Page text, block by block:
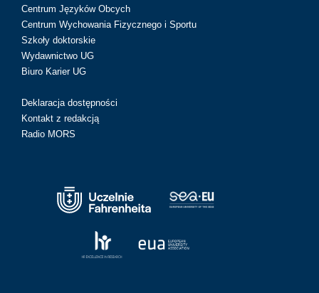
Centrum Języków Obcych
Centrum Wychowania Fizycznego i Sportu
Szkoły doktorskie
Wydawnictwo UG
Biuro Karier UG
Deklaracja dostępności
Kontakt z redakcją
Radio MORS